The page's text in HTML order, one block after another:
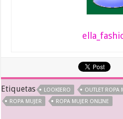
Etiquetas LOOKIERO OUTLET ROPA
ROPA MUJER
ROPA MUJER ONLINE